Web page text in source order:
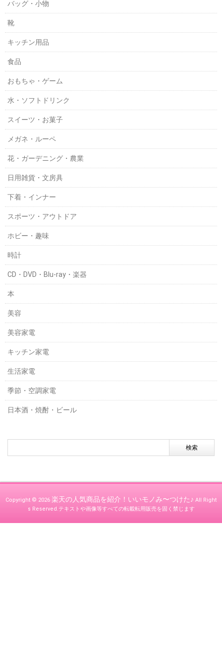
バッグ・小物
靴
キッチン用品
食品
おもちゃ・ゲーム
水・ソフトドリンク
スイーツ・お菓子
メガネ・ルーペ
花・ガーデニング・農業
日用雑貨・文房具
下着・インナー
スポーツ・アウトドア
ホビー・趣味
時計
CD・DVD・Blu-ray・楽器
本
美容
美容家電
キッチン家電
生活家電
季節・空調家電
日本酒・焼酎・ビール
Copyright © 2026 楽天の人気商品を紹介！いいモノみ〜つけた♪ All Right
s Reserved.テキストや画像等すべての転載転用販売を固く禁じます